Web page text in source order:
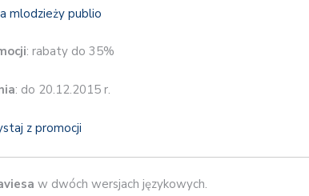
: rabaty do 35%
: do 20.12.2015 r.
z promocji
w dwóch wersjach językowych.